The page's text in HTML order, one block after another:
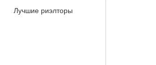
Лучшие риэлторы